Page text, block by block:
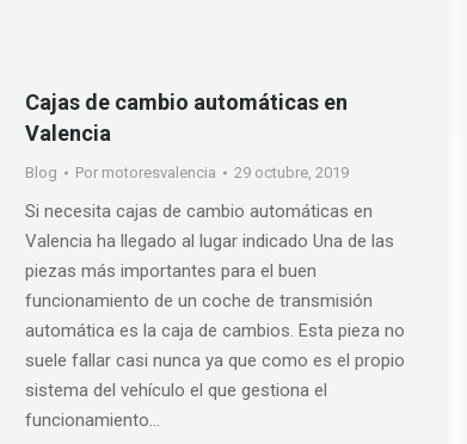
Cajas de cambio automáticas en
Valencia
Blog Por motoresvalencia 29 octubre, 2019
Si necesita cajas de cambio automáticas en
Valencia ha llegado al lugar indicado Una de las
piezas más importantes para el buen
funcionamiento de un coche de transmisión
automática es la caja de cambios. Esta pieza no
suele fallar casi nunca ya que como es el propio
sistema del vehículo el que gestiona el
funcionamiento…